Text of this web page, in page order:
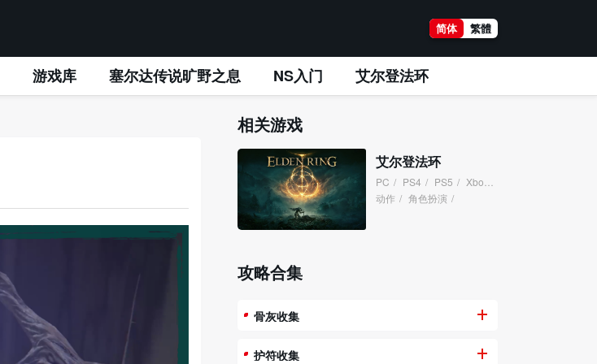
简体 繁體
游戏库 塞尔达传说旷野之息 NS入门 艾尔登法环
相关游戏
艾尔登法环
PC / PS4 / PS5 / XboxOne
动作 / 角色扮演 /
攻略合集
骨灰收集
护符收集